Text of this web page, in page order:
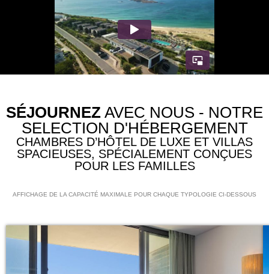
SÉJOURNEZ AVEC NOUS - NOTRE
SELECTION D'HÉBERGEMENT
CHAMBRES D’HÔTEL DE LUXE ET VILLAS
SPACIEUSES, SPÉCIALEMENT CONÇUES
POUR LES FAMILLES
AFFICHAGE DE LA CAPACITÉ MAXIMALE POUR CHAQUE TYPOLOGIE CI-DESSOUS